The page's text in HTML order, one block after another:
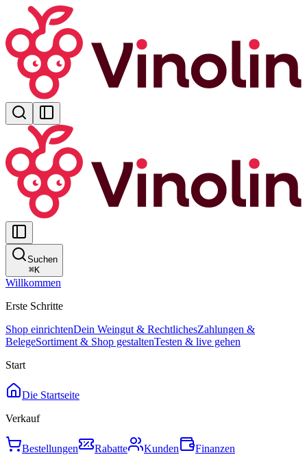
Suchen
⌘K
Willkommen
Erste Schritte
Shop einrichtenDein Weingut & RechtlichesZahlungen &
BelegeSortiment & Shop gestaltenTesten & live gehen
Start
Die Startseite
Verkauf
Bestellungen Rabatte Kunden
Finanzen